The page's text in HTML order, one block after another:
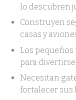
lo descubren
Construyen
casas y
Los
para
Necesitan
fortalecer sus